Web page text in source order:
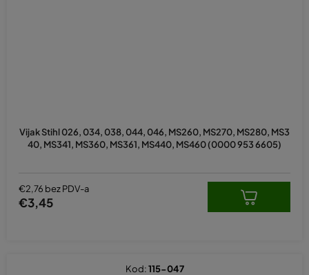
Vijak Stihl 026, 034, 038, 044, 046, MS260, MS270, MS280, MS3
40, MS341, MS360, MS361, MS440, MS460 (0000 953 6605)
€2,76 bez PDV-a
€3,45
Kod:115-047